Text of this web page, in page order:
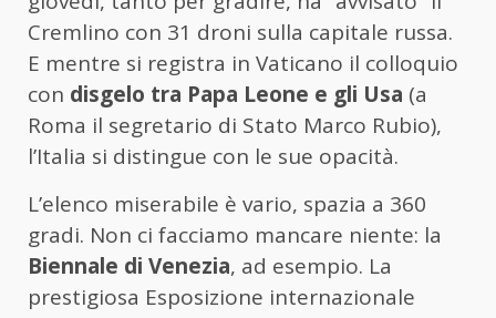
Cremlino con 31 droni sulla capitale russa.
E mentre si registra in Vaticano il colloquio
con disgelo tra Papa Leone e gli Usa (a
Roma il segretario di Stato Marco Rubio),
l’Italia si distingue con le sue opacità.
L’elenco miserabile è vario, spazia a 360
gradi. Non ci facciamo mancare niente: la
Biennale di Venezia, ad esempio. La
prestigiosa Esposizione internazionale